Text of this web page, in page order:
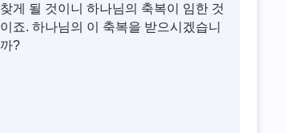
찾게 될 것이니 하나님의 축복이 임한 것
이죠. 하나님의 이 축복을 받으시겠습니
까?